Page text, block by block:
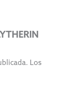
Los